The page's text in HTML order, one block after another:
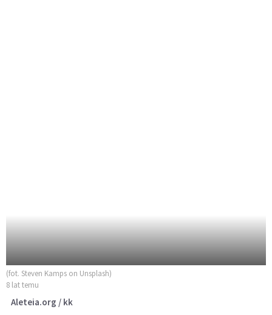
(fot. Steven Kamps on Unsplash)
8 lat temu
Aleteia.org / kk